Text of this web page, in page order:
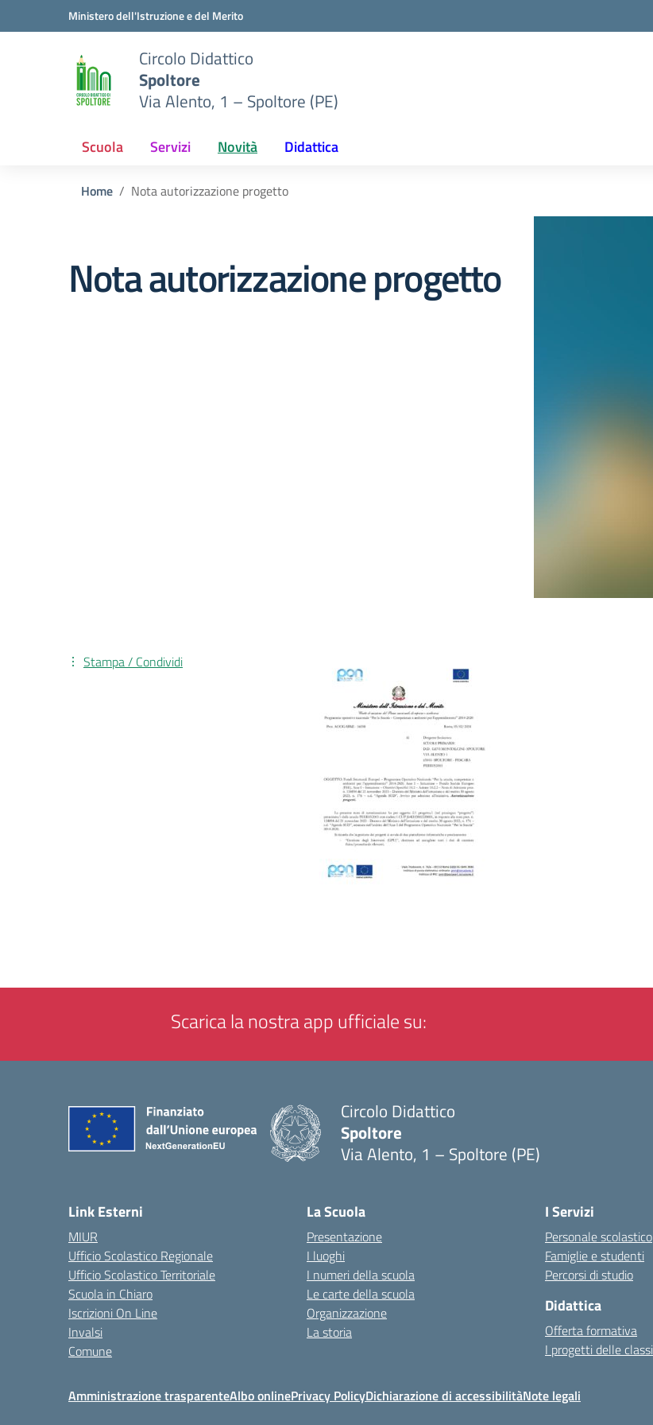
Vai ai contenuti
Vai al menu di navigazioneMinistero dell'Istruzione e del Merito
Circolo Didattico
Spoltore
Via Alento, 1 – Spoltore (PE)
Scuola Servizi Novità Didattica
Home Nota autorizzazione progetto
Nota autorizzazione progetto
Stampa / Condividi
Scarica la nostra app ufficiale su:
Circolo Didattico
Spoltore
Via Alento, 1 – Spoltore (PE)
Link Esterni
MIUR
Ufficio Scolastico Regionale
Ufficio Scolastico Territoriale
Scuola in Chiaro
Iscrizioni On Line
Invalsi
Comune
La Scuola
Presentazione
I luoghi
I numeri della scuola
Le carte della scuola
Organizzazione
La storia
I Servizi
Personale scolastico
Famiglie e studenti
Percorsi di studio
Didattica
Offerta formativa
I progetti delle classi
Amministrazione trasparenteAlbo onlinePrivacy PolicyDichiarazione di accessibilitàNote legali